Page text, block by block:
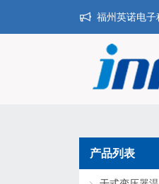
福州英诺电
产品列表